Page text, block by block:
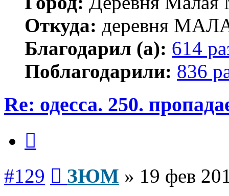
Откуда: деревня
Благодарил (а): 614
Поблагодарили: 836
Re: одесса. 250.
#129 ЗЮМ » 19 фев